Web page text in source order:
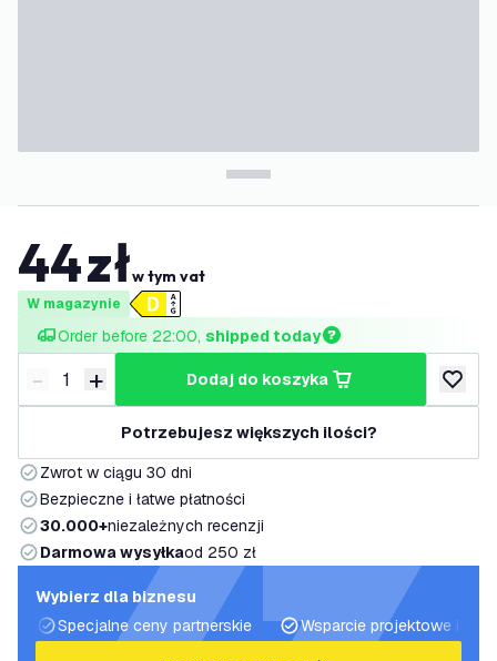
44złw tym vat
W magazynie
Order before 22:00, shipped today
Zmniejsz ilość
- Zwiększ ilość
+ dodaj do koszyka
dodaj
Potrzebujesz większych ilości?
Zwrot w ciągu 30 dni
Bezpieczne i łatwe płatności
30.000+niezależnych recenzji
Darmowa wysyłkaod 250 zł
Wybierz dla biznesu
Specjalne ceny partnerskie
Wsparcie projektowe i